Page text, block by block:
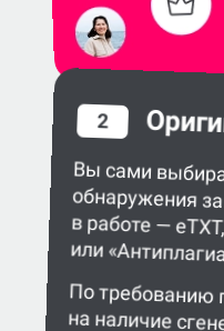
2
Вы сами
обнаружения
в работе — eTXT,
или
По требованию
на наличие